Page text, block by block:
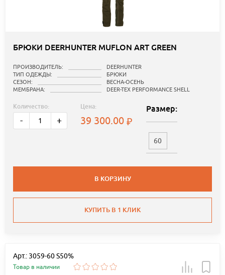
БРЮКИ DEERHUNTER MUFLON ART GREEN
ПРОИЗВОДИТЕЛЬ:
DEERHUNTER
ТИП ОДЕЖДЫ:
БРЮКИ
СЕЗОН:
ВЕСНА-ОСЕНЬ
МЕМБРАНА:
DEER-TEX PERFORMANCE SHELL
Количество:
- +
Цена:
39 300.00
Размер:
60
В КОРЗИНУ
КУПИТЬ В 1 КЛИК
Арт.: 3059-60 S50%
Товар в наличии